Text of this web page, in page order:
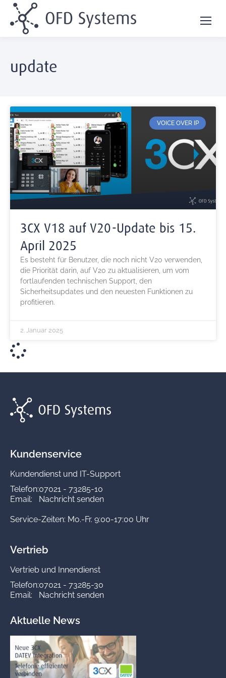
update
VOICE OVER IP
3CX V18 auf V20-Update bis 15.
April 2025
Es besteht für Benutzer, die noch nicht V20 verwenden,
die Priorität darin, auf V20 zu aktualisieren, um vom
fortlaufenden technischen Support, den
Sicherheitsupdates und den neuesten Funktionen zu
profitieren.
2. Januar 2025
Kundenservice
Kundendienst und IT-Support
Telefon:07021 - 73285-10
Email:
Nachricht senden
Service-Zeiten: Mo.-Fr. 9:00-17:00 Uhr
Vertrieb
Vertrieb und Innendienst
Telefon:07021 - 73285-30
Email:
Nachricht senden
Aktuelle News